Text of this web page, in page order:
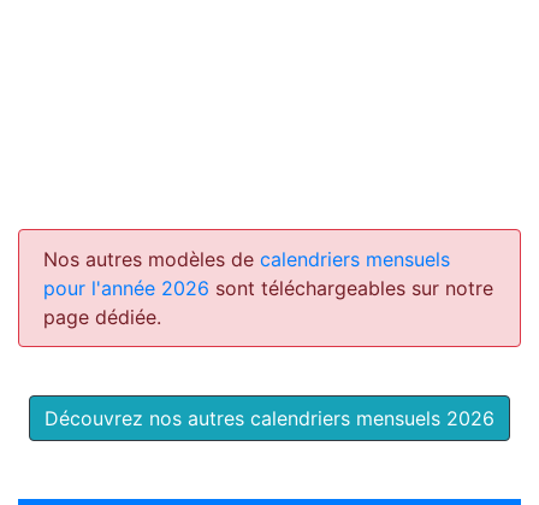
Nos autres modèles de calendriers mensuels
pour l'année 2026 sont téléchargeables sur notre
page dédiée.
Découvrez nos autres calendriers mensuels 2026